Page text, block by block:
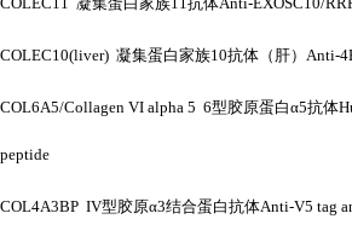
COLEC10(liver) 凝集蛋白家族10抗体（肝）Anti-
COL6A5/Collagen VI alpha 5 6型胶原蛋白α5抗体
peptide
COL4A3BP IV型胶原α3结合蛋白抗体Anti-V5 tag